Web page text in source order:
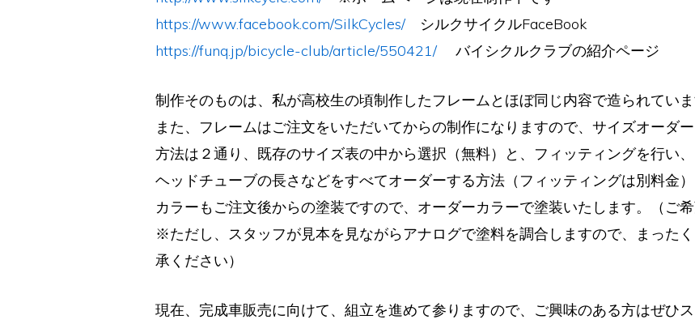
https://www.facebook.com/SilkCycles/シルクサイクルFaceBook
https://funq.jp/bicycle-club/article/550421/バイシクルクラブの紹介ページ
制作そのものは、私が高校生の頃制作したフレームとほぼ同じ内容で造られていま
また、フレームはご注文をいただいてからの制作になりますので、サイズオーダ
方法は２通り、既存のサイズ表の中から選択（無料）と、フィッティングを行い
ヘッドチューブの長さなどをすべてオーダーする方法（フィッティングは別料金）
カラーもご注文後からの塗装ですので、オーダーカラーで塗装いたします。（ご
※ただし、スタッフが見本を見ながらアナログで塗料を調合しますので、まった
承ください）
現在、完成車販売に向けて、組立を進めて参りますので、ご興味のある方はぜひス